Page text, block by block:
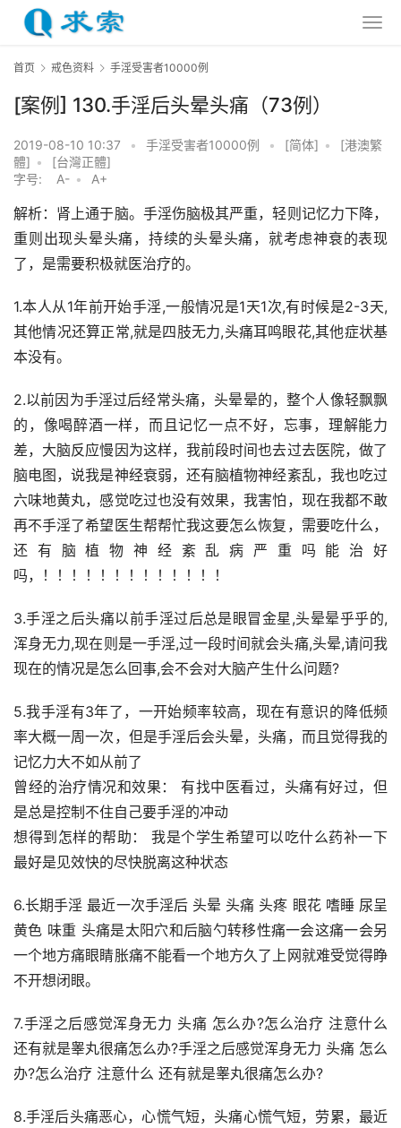
首页 戒色资料 手淫受害者10000例
[案例] 130.手淫后头晕头痛（73例）
2019-08-10 10:37 • 手淫受害者10000例 • [简体] •
[港澳繁
體] •
[台灣正體]
字号:
A- • A+
解析：肾上通于脑。手淫伤脑极其严重，轻则记忆力下降，
重则出现头晕头痛，持续的头晕头痛，就考虑神衰的表现
了，是需要积极就医治疗的。
1.本人从1年前开始手淫,一般情况是1天1次,有时候是2-3天,
其他情况还算正常,就是四肢无力,头痛耳鸣眼花,其他症状基
本没有。
2.以前因为手淫过后经常头痛，头晕晕的，整个人像轻飘飘
的，像喝醉酒一样，而且记忆一点不好，忘事，理解能力
差，大脑反应慢因为这样，我前段时间也去过去医院，做了
脑电图，说我是神经衰弱，还有脑植物神经紊乱，我也吃过
六味地黄丸，感觉吃过也没有效果，我害怕，现在我都不敢
再不手淫了希望医生帮帮忙我这要怎么恢复，需要吃什么，
还有脑植物神经紊乱病严重吗能治好
吗，！！！！！！！！！！！！！
3.手淫之后头痛以前手淫过后总是眼冒金星,头晕晕乎乎的,
浑身无力,现在则是一手淫,过一段时间就会头痛,头晕,请问我
现在的情况是怎么回事,会不会对大脑产生什么问题?
5.我手淫有3年了，一开始频率较高，现在有意识的降低频
率大概一周一次，但是手淫后会头晕，头痛，而且觉得我的
记忆力大不如从前了
曾经的治疗情况和效果： 有找中医看过，头痛有好过，但
是总是控制不住自己要手淫的冲动
想得到怎样的帮助： 我是个学生希望可以吃什么药补一下
最好是见效快的尽快脱离这种状态
6.长期手淫 最近一次手淫后 头晕 头痛 头疼 眼花 嗜睡 尿呈
黄色 味重 头痛是太阳穴和后脑勺转移性痛一会这痛一会另
一个地方痛眼睛胀痛不能看一个地方久了上网就难受觉得睁
不开想闭眼。
7.手淫之后感觉浑身无力 头痛 怎么办?怎么治疗 注意什么
还有就是睾丸很痛怎么办?手淫之后感觉浑身无力 头痛 怎么
办?怎么治疗 注意什么 还有就是睾丸很痛怎么办?
8.手淫后头痛恶心，心慌气短，头痛心慌气短，劳累，最近